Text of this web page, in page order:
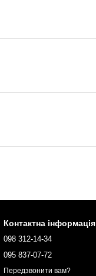
Контактна інформація
098 312-14-34
095 837-07-72
Передзвонити вам?